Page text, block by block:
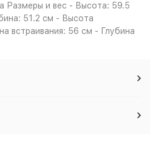
Размеры и вес - Высота: 59.5
51.2 см - Высота
встраивания: 56 см - Глубина